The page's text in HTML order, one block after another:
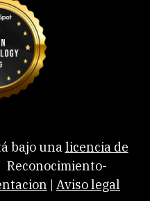
bajo unalicencia de
Reconocimiento-
| Aviso legal